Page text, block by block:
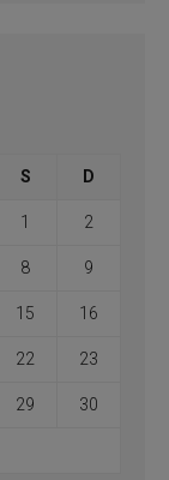
S D
1 2
8 9
15 16
22 23
29 30